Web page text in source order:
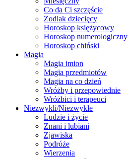
Co da Ci szczęście
Zodiak dziecięcy
Horoskop księżycowy
Horoskop numerologiczny
Horoskop chiński
Magia
Magia imion
Magia przedmiotów
Magia na co dzień
Wróżby i przepowiednie
Wróżbici i terapeuci
Niezwykli/Niezwykłe
Ludzie i życie
Znani i lubiani
Zjawiska
Podróże
Wierzenia